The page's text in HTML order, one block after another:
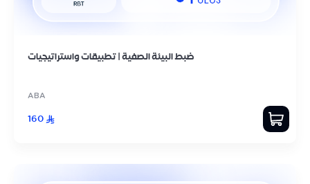
ضبط البيئة الصفية | تطبيقات واستراتيجيات
ABA
160